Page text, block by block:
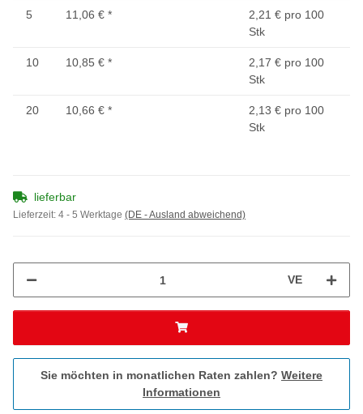
5 11,06 € *
2,21 € pro 100
Stk
10 10,85 € *
2,17 € pro 100
Stk
20 10,66 € *
2,13 € pro 100
Stk
lieferbar
Lieferzeit: 4 - 5 Werktage (DE - Ausland abweichend)
VE
Sie möchten in monatlichen Raten zahlen? Weitere
Informationen